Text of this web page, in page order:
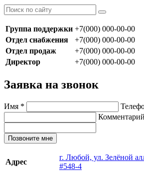
Группа поддержки +7(000) 000-00-00
Отдел снабжения
+7(000) 000-00-00
Отдел продаж
+7(000) 000-00-00
Директор
+7(000) 000-00-00
Заявка на звонок
Имя *
Комментарий
Позвоните мне
Адрес
г. Любой, ул. Зелёной
#548-4